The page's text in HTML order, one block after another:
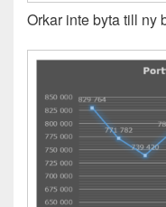
Orkar inte byta till ny